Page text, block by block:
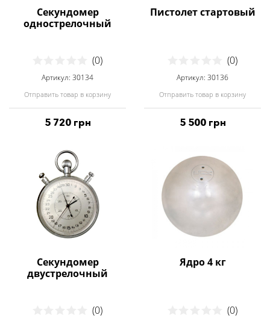
Секундомер
однострелочный
(0)
Артикул: 30134
Отправить товар в корзину
5 720 грн
Пистолет стартовый
(0)
Артикул: 30136
Отправить товар в корзину
5 500 грн
Секундомер
двустрелочный
(0)
Ядро 4 кг
(0)